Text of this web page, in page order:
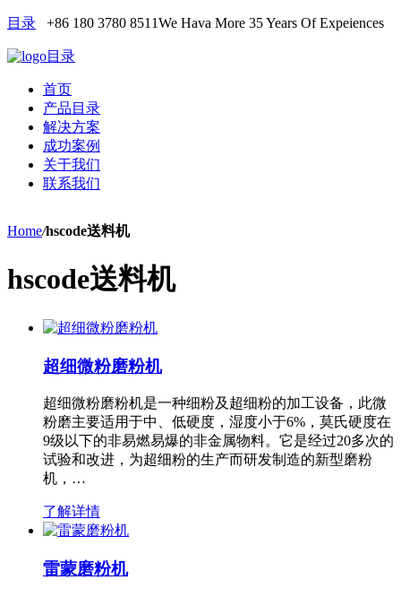
目录 +86 180 3780 8511We Hava More 35 Years Of Expeiences
目录
首页
产品目录
解决方案
成功案例
关于我们
联系我们
Home/hscode送料机
hscode送料机
超细微粉磨粉机
超细微粉磨粉机是一种细粉及超细粉的加工设备，此微
粉磨主要适用于中、低硬度，湿度小于6%，莫氏硬度在
9级以下的非易燃易爆的非金属物料。它是经过20多次的
试验和改进，为超细粉的生产而研发制造的新型磨粉
机，…
了解详情
雷蒙磨粉机